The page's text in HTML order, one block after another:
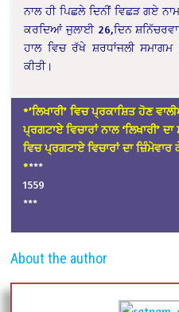
ਨਾਲ ਹੀ ਪਿਛਲੇ ਦਿਨੀਂ ਵਿਛੜ ਗਏ
ਕਰਦਿਆਂ ਜੁਲਾਈ 26,ਦਿਨ
ਹਾਲ ਵਿਚ ਰੱਖੇ ਸ਼ਰਧਾਂਜਲੀ
ਕੀਤੀ।
*’ਲਿਖਾਰੀ’ ਵਿਚ ਪ੍ਰਕਾਸ਼ਿਤ ਹੋਣ
ਪ੍ਰਗਟਾਏ ਵਿਚਾਰਾਂ ਨਾਲ ‘ਲਿਖਾਰੀ’
ਵਿਚ ਪ੍ਰਗਟਾਏ ਵਿਚਾਰਾਂ ਦਾ ਜ਼ਿੰਮੇਵਾਰ
****
1559
***
About the author